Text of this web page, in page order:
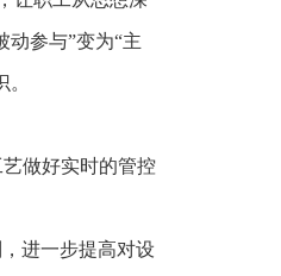
参与”变为“主
。
做好实时的管控
进一步提高对设